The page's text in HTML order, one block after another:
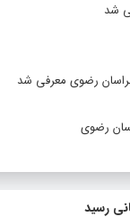
شد
رضوی معرفی شد
رضوی
رسید